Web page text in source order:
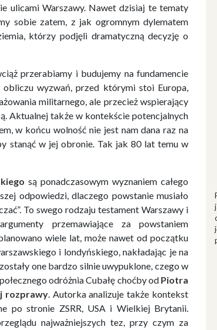
ulicami Warszawy. Nawet dzisiaj te tematy
sobie zatem, z jak ogromnym dylematem
którzy podjęli dramatyczną decyzję o
przerabiamy i budujemy na fundamencie
wyzwań, przed którymi stoi Europa,
militarnego, ale przecież wspierający
Aktualnej także w kontekście potencjalnych
w końcu wolność nie jest nam dana raz na
stanąć w jej obronie. Tak jak 80 lat temu w
są ponadczasowym wyznaniem całego
odpowiedzi, dlaczego powstanie musiało
To swego rodzaju testament Warszawy i
przemawiające za powstaniem
wiele lat, może nawet od początku
i londyńskiego, nakładając je na
one bardzo silnie uwypuklone, czego w
odróżnia Cubałę choćby od Piotra
rozprawy. Autorka analizuje także kontekst
po stronie ZSRR, USA i Wielkiej Brytanii.
najważniejszych tez, przy czym za